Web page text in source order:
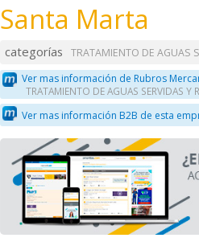
Santa Marta
categorías
TRATAMIENTO DE AGUAS
Ver mas información de Rubros
TRATAMIENTO DE AGUAS SERVIDAS Y
Ver mas información B2B de esta